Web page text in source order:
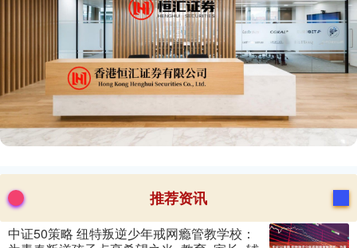
推荐资讯
中证50策略 纽特叛逆少年戒网瘾管教学校：